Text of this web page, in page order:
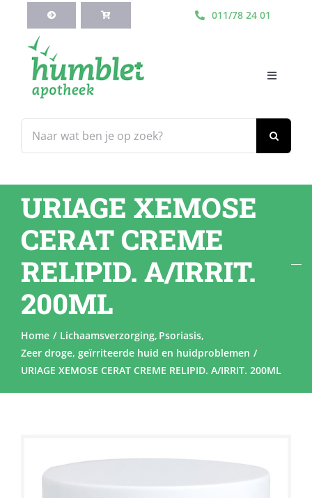
inhoud
011/78 24 01
naar:
Toggle
Webshop
Blog
Diensten
Contacteer Ons
URIAGE XEMOSE
CERAT CREME
RELIPID. A/IRRIT.
200ML
Home Lichaamsverzorging Psoriasis
Zeer droge, geïrriteerde huid en huidproblemen
URIAGE XEMOSE CERAT CREME RELIPID. A/IRRIT. 200ML